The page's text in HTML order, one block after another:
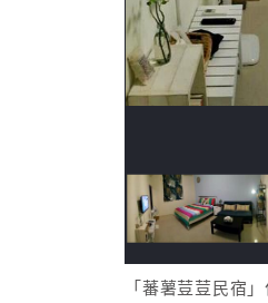
「蕃薯荳荳民宿